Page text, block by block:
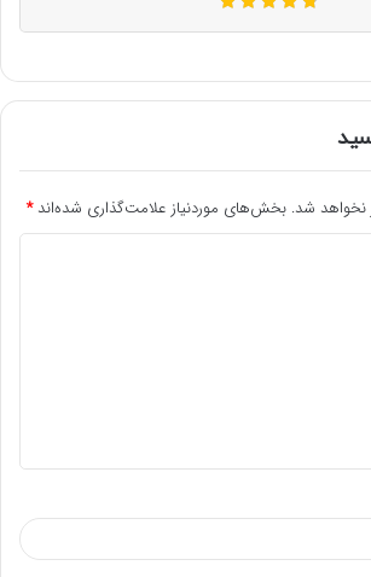
نخواهد شد. بخش‌های موردنیاز علامت‌گذاری شده‌اند*